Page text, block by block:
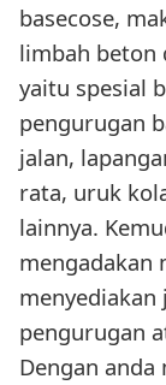
basecose,
limbah beton
yaitu spesial
pengurugan
jalan,
rata, uruk
lainnya.
mengadakan
pengurugan
Dengan